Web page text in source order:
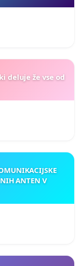
deluje že vse od
ANTEN V